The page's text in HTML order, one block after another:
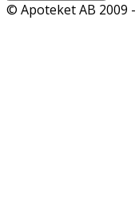
© Apoteket AB 2009 -